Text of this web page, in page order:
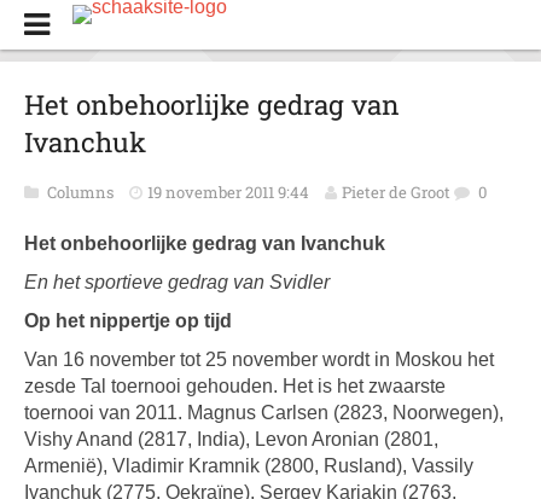
Het onbehoorlijke gedrag van
Ivanchuk
Columns 19 november 2011 9:44 Pieter de Groot 0
Het onbehoorlijke gedrag van Ivanchuk
En het sportieve gedrag van Svidler
Op het nippertje op tijd
Van 16 november tot 25 november wordt in Moskou het
zesde Tal toernooi gehouden. Het is het zwaarste
toernooi van 2011. Magnus Carlsen (2823, Noorwegen),
Vishy Anand (2817, India), Levon Aronian (2801,
Armenië), Vladimir Kramnik (2800, Rusland), Vassily
Ivanchuk (2775, Oekraïne), Sergey Karjakin (2763,